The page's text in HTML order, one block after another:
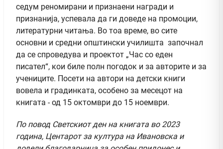
седум реномирани и признаени награди и
признанија, успевала да ги доведе на промоции,
литературни читања. Во тоа време, во сите
основни и средни општински училишта започнал
да се спроведува и проектот „Час со еден
писател“, кои биле полн погодок и за авторите и за
учениците. Посети на автори на детски книги
вовела и градинката, особено за месецот на
книгата - од 15 октомври до 15 ноември.
По повод Светскиот ден на книгата во 2023
година, Центарот за култура на Ивановска и